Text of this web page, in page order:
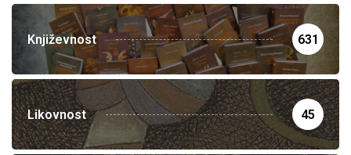
Književnost 631
Likovnost 45